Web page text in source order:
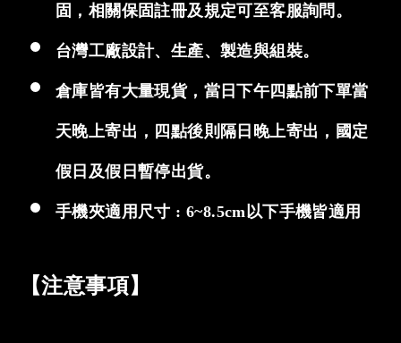
固，相關保固註冊及規定可至客服詢問。
台灣工廠設計、生產、製造與組裝。
倉庫皆有大量現貨，當日下午四點前下單當
天晚上寄出，四點後則隔日晚上寄出，國定
假日及假日暫停出貨。
手機夾適用尺寸 : 6~8.5cm以下手機皆適用
【注意事項】